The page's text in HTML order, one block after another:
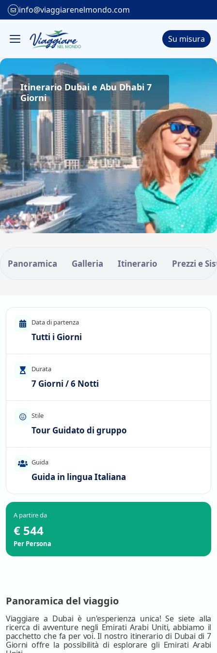
info@viaggiarenelmondo.com
Su misura
Itinerario Dubai e Abu Dhabi 7
Giorni
Panoramica Galleria Itinerario Prezzi e
Data di partenza
Tutti i Giorni
Durata
7 Giorni / 6 Notti
Stile
Tour Guidato di gruppo
Guida
Guida in lingua Italiana
A partire da
€ 544
Per Persona
Panoramica del viaggio
Viaggiare a Dubai è un'esperienza unica! Se siete alla
ricerca di avventure negli Emirati Arabi Uniti, abbiamo il
pacchetto che fa per voi. Il nostro itinerario di Dubai di 7
Giorni offre la possibilità di esplorare gli Emirati Arabi